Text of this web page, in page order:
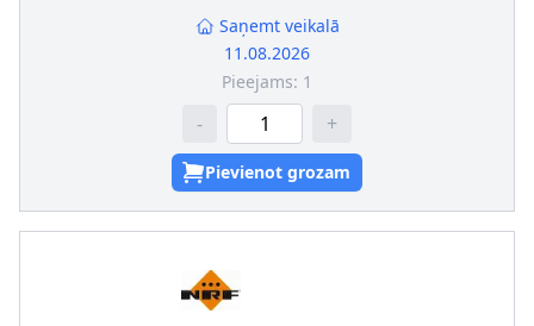
Saņemt veikalā
11.08.2026
Pieejams: 1
- +
Pievienot grozam